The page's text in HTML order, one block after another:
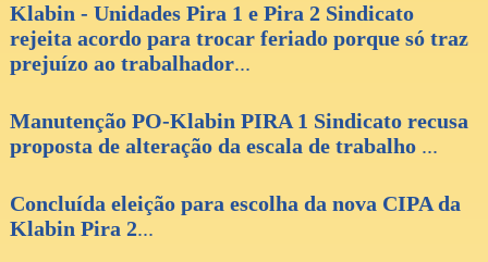
Klabin - Unidades Pira 1 e Pira 2 Sindicato
rejeita acordo para trocar feriado porque só traz
prejuízo ao trabalhador...
Manutenção PO-Klabin PIRA 1 Sindicato recusa
proposta de alteração da escala de trabalho ...
Concluída eleição para escolha da nova CIPA da
Klabin Pira 2...